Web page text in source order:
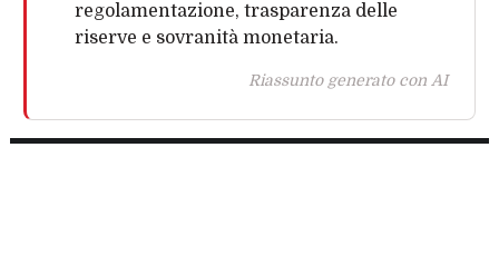
regolamentazione, trasparenza delle
riserve e sovranità monetaria.
Riassunto generato con AI